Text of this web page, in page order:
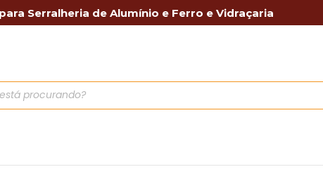
Serralheria de Alumínio e Ferro e Vidraçaria